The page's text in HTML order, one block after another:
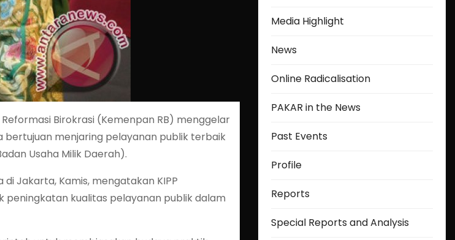
Birokrasi (Kemenpan RB) menggelar
bertujuan menjaring pelayanan publik terbaik
Usaha Milik Daerah).
Jakarta, Kamis, mengatakan KIPP
kualitas pelayanan publik dalam
Media Highlight
News
Online Radicalisation
PAKAR in the News
Past Events
Profile
Reports
Special Reports and Analysis